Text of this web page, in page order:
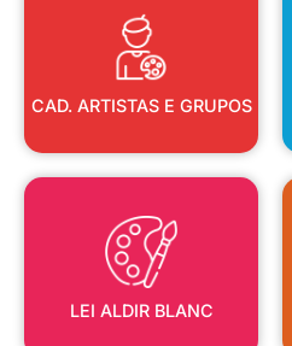
CAD. ARTISTAS E GRUPOS
CAD. ARTISTAS E GRUPOS
LEI ALDIR BLANC
LEI ALDIR BLANC